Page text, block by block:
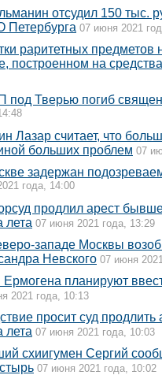
отсудил 150 тыс.
07 июня 2021
раритетных предметов
построенном на
под Тверью погиб
Лазар считает, что
больших проблем 07
задержан
года, 14:00
продлил арест
лета 07 июня 2021 года, 13:29
западе Москвы
Невского 07 июня
планируют
2021 года, 10:13
просит суд
лета 07 июня 2021 года, 10:03
схиигумен Сергий
07 июня 2021 года, 10:02